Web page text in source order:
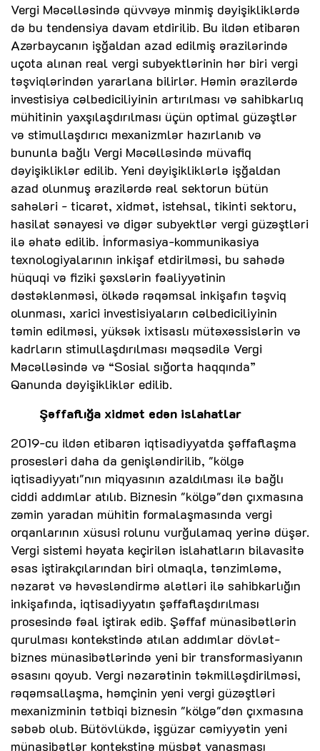
Vergi Məcəlləsində qüvvəyə minmiş dəyişikliklərdə
də bu tendensiya davam etdirilib. Bu ildən etibarən
Azərbaycanın işğaldan azad edilmiş ərazilərində
uçota alınan real vergi subyektlərinin hər biri vergi
təşviqlərindən yararlana bilirlər. Həmin ərazilərdə
investisiya cəlbediciliyinin artırılması və sahibkarlıq
mühitinin yaxşılaşdırılması üçün optimal güzəştlər
və stimullaşdırıcı mexanizmlər hazırlanıb və
bununla bağlı Vergi Məcəlləsində müvafiq
dəyişikliklər edilib. Yeni dəyişikliklərlə işğaldan
azad olunmuş ərazilərdə real sektorun bütün
sahələri - ticarət, xidmət, istehsal, tikinti sektoru,
hasilat sənayesi və digər subyektlər vergi güzəştləri
ilə əhatə edilib. İnformasiya-kommunikasiya
texnologiyalarının inkişaf etdirilməsi, bu sahədə
hüquqi və fiziki şəxslərin fəaliyyətinin
dəstəklənməsi, ölkədə rəqəmsal inkişafın təşviq
olunması, xarici investisiyaların cəlbediciliyinin
təmin edilməsi, yüksək ixtisaslı mütəxəssislərin və
kadrların stimullaşdırılması məqsədilə Vergi
Məcəlləsində və “Sosial sığorta haqqında”
Qanunda dəyişikliklər edilib.
Şəffaflığa xidmət edən islahatlar
2019-cu ildən etibarən iqtisadiyyatda şəffaflaşma
prosesləri daha da genişləndirilib, "kölgə
iqtisadiyyatı"nın miqyasının azaldılması ilə bağlı
ciddi addımlar atılıb. Biznesin "kölgə"dən çıxmasına
zəmin yaradan mühitin formalaşmasında vergi
orqanlarının xüsusi rolunu vurğulamaq yerinə düşər.
Vergi sistemi həyata keçirilən islahatların bilavasitə
əsas iştirakçılarından biri olmaqla, tənzimləmə,
nəzarət və həvəsləndirmə alətləri ilə sahibkarlığın
inkişafında, iqtisadiyyatın şəffaflaşdırılması
prosesində fəal iştirak edib. Şəffaf münasibətlərin
qurulması kontekstində atılan addımlar dövlət-
biznes münasibətlərində yeni bir transformasiyanın
əsasını qoyub. Vergi nəzarətinin təkmilləşdirilməsi,
rəqəmsallaşma, həmçinin yeni vergi güzəştləri
mexanizminin tətbiqi biznesin "kölgə"dən çıxmasına
səbəb olub. Bütövlükdə, işgüzar cəmiyyətin yeni
münasibətlər kontekstinə müsbət yanaşması